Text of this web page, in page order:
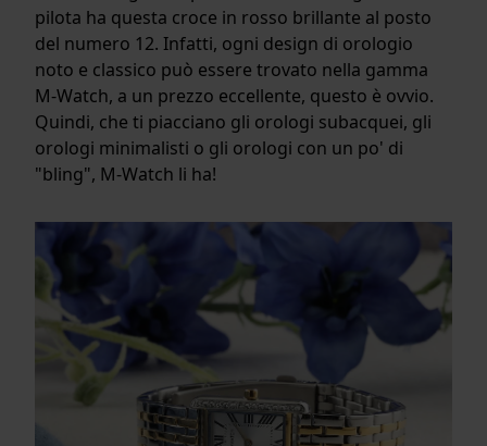
pilota ha questa croce in rosso brillante al posto
del numero 12. Infatti, ogni design di orologio
noto e classico può essere trovato nella gamma
M-Watch, a un prezzo eccellente, questo è ovvio.
Quindi, che ti piacciano gli orologi subacquei, gli
orologi minimalisti o gli orologi con un po' di
"bling", M-Watch li ha!